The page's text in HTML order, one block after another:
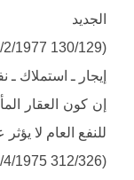
الجديد
(130/129 26/2/1977) (م 1977 ص 263 قا 331)
إيجار ـ استملاك ـ
إن كون العقار
للنفع العام لا
(312/326 16/4/1975) (م 1975 ص 432 قا 516)